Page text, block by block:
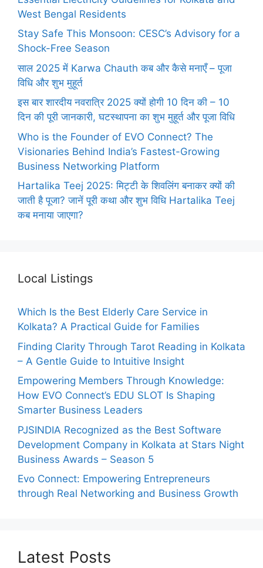
West Bengal Residents
Stay Safe This Monsoon: CESC’s Advisory for a
Shock-Free Season
साल 2025 में Karwa Chauth कब और कैसे मनाएँ – पूजा
विधि और शुभ मुहूर्त
इस बार शारदीय नवरात्रि 2025 क्यों होगी 10 दिन की – 10
दिन की पूरी जानकारी, घटस्थापना का शुभ मुहूर्त और पूजा विधि
Who is the Founder of EVO Connect? The
Visionaries Behind India’s Fastest-Growing
Business Networking Platform
Hartalika Teej 2025: मिट्टी के शिवलिंग बनाकर क्यों की
जाती है पूजा? जानें पूरी कथा और शुभ विधि Hartalika Teej
कब मनाया जाएगा?
Local Listings
Which Is the Best Elderly Care Service in
Kolkata? A Practical Guide for Families
Finding Clarity Through Tarot Reading in Kolkata
– A Gentle Guide to Intuitive Insight
Empowering Members Through Knowledge:
How EVO Connect’s EDU SLOT Is Shaping
Smarter Business Leaders
PJSINDIA Recognized as the Best Software
Development Company in Kolkata at Stars Night
Business Awards – Season 5
Evo Connect: Empowering Entrepreneurs
through Real Networking and Business Growth
Latest Posts